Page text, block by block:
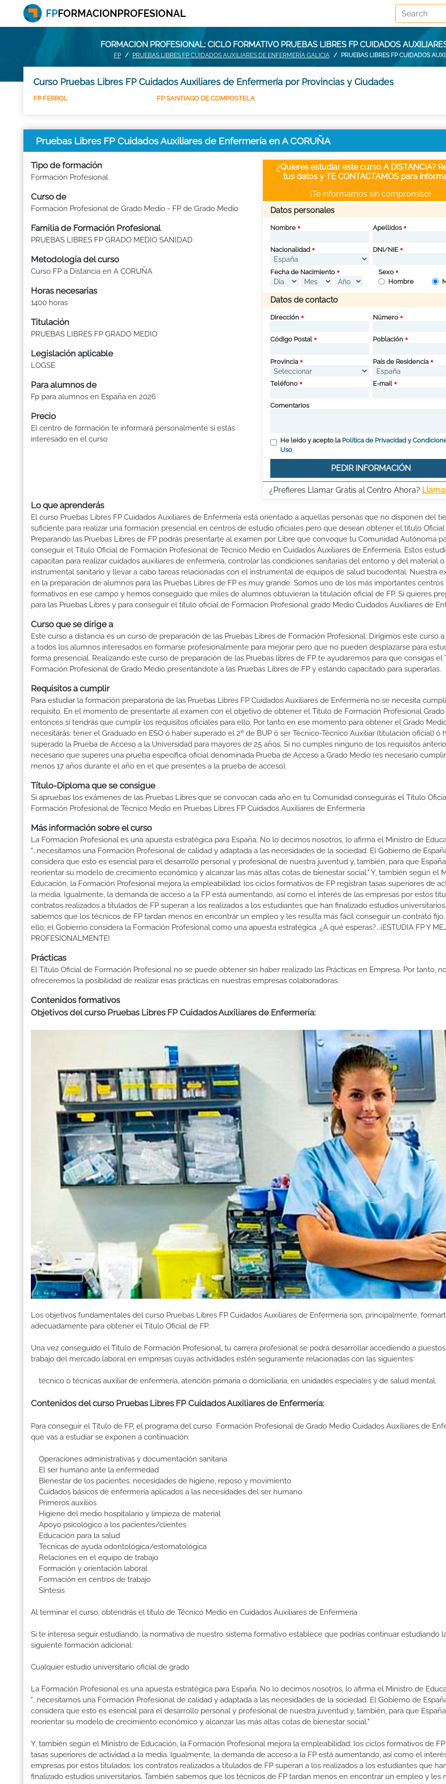
FORMACION PROFESIONAL: CICLO FORMATIVO PRUEBAS LIBRES FP CUIDADOS
FP PRUEBAS LIBRES FP CUIDADOS AUXILIARES DE ENFERMERÍA GALICIA PRUEBAS LIBRES FP CUIDADOS
Curso Pruebas Libres FP Cuidados Auxiliares de Enfermería por Provincias y Ciudades
FP FERROL FP SANTIAGO DE COMPOSTELA
Pruebas Libres FP Cuidados Auxiliares de Enfermería en A CORUÑA
Tipo de formación
Formación Profesional
Curso de
Formación Profesional de Grado Medio - FP de Grado Medio
Familia de Formación Profesional
PRUEBAS LIBRES FP GRADO MEDIO SANIDAD
Metodología del curso
Curso FP a Distancia en A CORUÑA
Horas necesarias
1400 horas
Titulación
PRUEBAS LIBRES FP GRADO MEDIO
Legislación aplicable
LOGSE
Para alumnos de
Fp para alumnos en España en 2026
Precio
El centro de formación te informará personalmente si estás
interesado en el curso
¿Quieres estudiar este curso A DISTANCIA?
tus datos y TE CONTACTAMOS para
¡Te informamos sin compromiso!
Datos personales
Nombre Apellidos
Nacionalidad DNI/NIE
Fecha de Nacimiento
Sexo
Hombre
Datos de contacto
Dirección Número
Código Postal Población
Provincia País de Residencia
Teléfono E-mail
Comentarios
He leído y acepto la Política de Privacidad y
Uso
PEDIR INFORMACIÓN
¿Prefieres Llamar Gratis al Centro Ahora?
Lo que aprenderás
El curso Pruebas Libres FP Cuidados Auxiliares de Enfermería está orientado a aquellas personas que no disponen del
suficiente para realizar una formación presencial en centros de estudio oficiales pero que desean obtener el título Oficial
Preparando las Pruebas Libres de FP podrás presentarte al examen por Libre que convoque tu Comunidad Autónoma
conseguir el Título Oficial de Formación Profesional de Técnico Medio en Cuidados Auxiliares de Enfermería. Estos
capacitan para realizar cuidados auxiliares de enfermería, controlar las condiciones sanitarias del entorno y del material o
instrumental sanitario y llevar a cabo tareas relacionadas con el instrumental de equipos de salud bucodental. Nuestra
en la preparación de alumnos para las Pruebas Libres de FP es muy grande. Somos uno de los más importantes centros
formativos en ese campo y hemos conseguido que miles de alumnos obtuvieran la titulación oficial de FP. Si quieres
para las Pruebas Libres y para conseguir el título oficial de Formacion Profesional grado Medio Cuidados Auxiliares de
Curso que se dirige a
Este curso a distancia es un curso de preparación de las Pruebas Libres de Formación Profesional. Dirigimos este curso
a todos los alumnos interesados en formarse profesionalmente para mejorar pero que no pueden desplazarse para
forma presencial. Realizando este curso de preparación de las Pruebas libres de FP te ayudaremos para que consigas el
Formación Profesional de Grado Medio presentándote a las Pruebas Libres de FP y estando capacitado para superarlas.
Requisitos a cumplir
Para estudiar la formación preparatoria de las Pruebas Libres FP Cuidados Auxiliares de Enfermería no se necesita
requisito. En el momento de presentarte al examen con el objetivo de obtener el Titulo de Formación Profesional
entonces sí tendrás que cumplir los requisitos oficiales para ello. Por tanto en ese momento para obtener el Grado
necesitarás: tener el Graduado en ESO ó haber superado el 2º de BUP ó ser Técnico-Técnico Auxiliar (titulación oficial) ó
superado la Prueba de Acceso a la Universidad para mayores de 25 años. Si no cumples ninguno de los requisitos
necesario que superes una prueba específica oficial denominada Prueba de Acceso a Grado Medio (es necesario
menos 17 años durante el año en el que presentes a la prueba de acceso).
Título-Diploma que se consigue
Si apruebas los exámenes de las Pruebas Libres que se convocan cada año en tu Comunidad conseguirás el Título
Formación Profesional de Técnico Medio en Pruebas Libres FP Cuidados Auxiliares de Enfermería
Más información sobre el curso
La Formación Profesional es una apuesta estratégica para España. No lo decimos nosotros, lo afirma el Ministro de
"...necesitamos una Formación Profesional de calidad y adaptada a las necesidades de la sociedad. El Gobierno de
considera que esto es esencial para el desarrollo personal y profesional de nuestra juventud y, también, para que
reorientar su modelo de crecimiento económico y alcanzar las más altas cotas de bienestar social." Y, también según el
Educación, la Formación Profesional mejora la empleabilidad: los ciclos formativos de FP registran tasas superiores de
la media. Igualmente, la demanda de acceso a la FP está aumentando, así como el interés de las empresas por estos
contratos realizados a titulados de FP superan a los realizados a los estudiantes que han finalizado estudios
sabemos que los técnicos de FP tardan menos en encontrar un empleo y les resulta más fácil conseguir un contrato
ello, el Gobierno considera la Formación Profesional como una apuesta estratégica. ¿A qué esperas?...¡ESTUDIA FP Y
PROFESIONALMENTE!
Prácticas
El Título Oficial de Formación Profesional no se puede obtener sin haber realizado las Prácticas en Empresa. Por tanto,
ofreceremos la posibilidad de realizar esas prácticas en nuestras empresas colaboradoras.
Contenidos formativos
Objetivos del curso Pruebas Libres FP Cuidados Auxiliares de Enfermería:
Los objetivos fundamentales del curso Pruebas Libres FP Cuidados Auxiliares de Enfermería son, principalmente,
adecuadamente para obtener el Titulo Oficial de FP.
Una vez conseguido el Título de Formación Profesional, tu carrera profesional se podrá desarrollar accediendo a
trabajo del mercado laboral en empresas cuyas actividades estén seguramente relacionadas con las siguientes:
técnico o técnicas auxiliar de enfermería, atención primaria o domiciliaria, en unidades especiales y de salud mental.
Contenidos del curso Pruebas Libres FP Cuidados Auxiliares de Enfermería:
Para conseguir el Título de FP, el programa del curso Formación Profesional de Grado Medio Cuidados Auxiliares de
que vas a estudiar se exponen a continuación:
Operaciones administrativas y documentación sanitaria
El ser humano ante la enfermedad
Bienestar de los pacientes: necesidades de higiene, reposo y movimiento
Cuidados básicos de enfermería aplicados a las necesidades del ser humano
Primeros auxilios
Higiene del medio hospitalario y limpieza de material
Apoyo psicológico a los pacientes/clientes
Educación para la salud
Técnicas de ayuda odontológica/estomatológica
Relaciones en el equipo de trabajo
Formación y orientación laboral
Formación en centros de trabajo
Síntesis
Al terminar el curso, obtendrás el título de Técnico Medio en Cuidados Auxiliares de Enfermería
Si te interesa seguir estudiando, la normativa de nuestro sistema formativo establece que podrías continuar estudiando
siguiente formación adicional:
Cualquier estudio universitario oficial de grado
La Formación Profesional es una apuesta estratégica para España. No lo decimos nosotros, lo afirma el Ministro de
"...necesitamos una Formación Profesional de calidad y adaptada a las necesidades de la sociedad. El Gobierno de
considera que esto es esencial para el desarrollo personal y profesional de nuestra juventud y, también, para que
reorientar su modelo de crecimiento económico y alcanzar las más altas cotas de bienestar social."
Y, también según el Ministro de Educación, la Formación Profesional mejora la empleabilidad: los ciclos formativos de
tasas superiores de actividad a la media. Igualmente, la demanda de acceso a la FP está aumentando, así como el
empresas por estos titulados: los contratos realizados a titulados de FP superan a los realizados a los estudiantes que
finalizado estudios universitarios. También sabemos que los técnicos de FP tardan menos en encontrar un empleo y les